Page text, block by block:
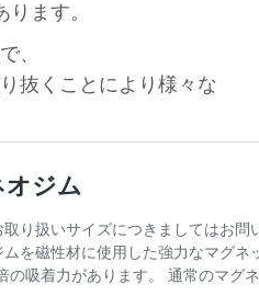
ります。
、
抜くことにより様々な